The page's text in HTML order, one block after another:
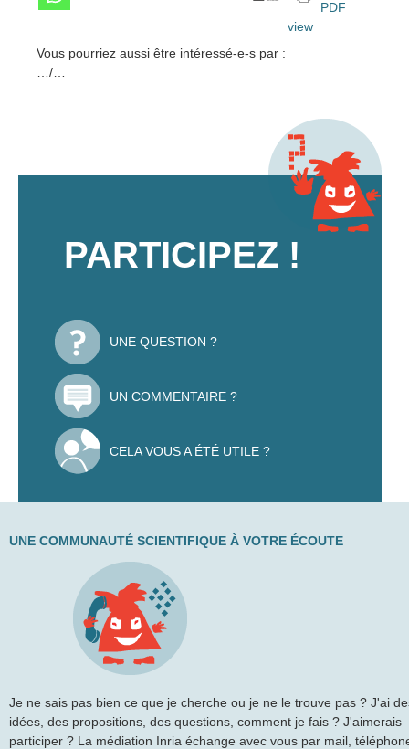
PDF
view
Vous pourriez aussi être intéressé-e-s par :
…/…
PARTICIPEZ !
UNE QUESTION ?
UN COMMENTAIRE ?
CELA VOUS A ÉTÉ UTILE ?
UNE COMMUNAUTÉ SCIENTIFIQUE À VOTRE ÉCOUTE
Je ne sais pas bien ce que je cherche ou je ne le trouve pas ? J'ai
idées, des propositions, des questions, comment je fais ? J'aimerais
participer ? La médiation Inria échange avec vous par mail,